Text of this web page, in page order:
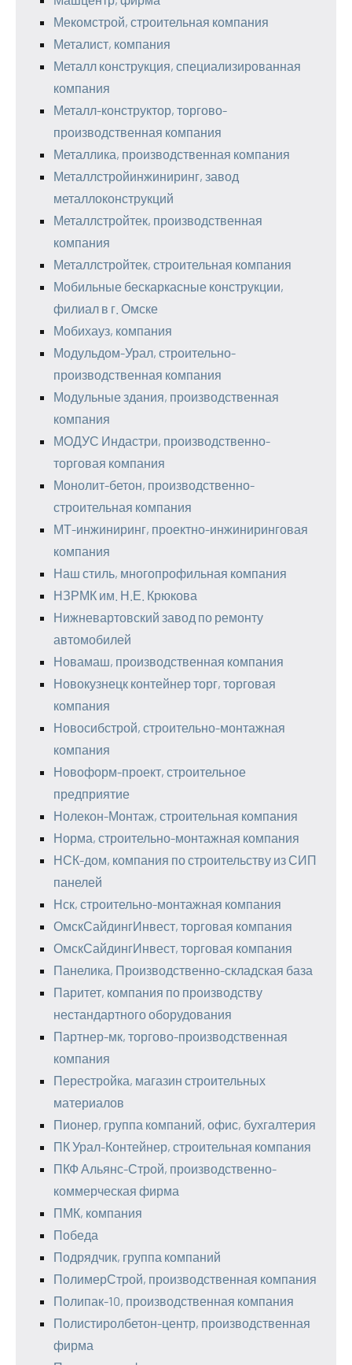
Мекомстрой, строительная компания
Металист, компания
Металл конструкция, специализированная
компания
Металл-конструктор, торгово-
производственная компания
Металлика, производственная компания
Металлстройинжиниринг, завод
металлоконструкций
Металлстройтек, производственная
компания
Металлстройтек, строительная компания
Мобильные бескаркасные конструкции,
филиал в г. Омске
Мобихауз, компания
Модульдом-Урал, строительно-
производственная компания
Модульные здания, производственная
компания
МОДУС Индастри, производственно-
торговая компания
Монолит-бетон, производственно-
строительная компания
МТ-инжиниринг, проектно-инжиниринговая
компания
Наш стиль, многопрофильная компания
НЗРМК им. Н.Е. Крюкова
Нижневартовский завод по ремонту
автомобилей
Новамаш, производственная компания
Новокузнецк контейнер торг, торговая
компания
Новосибстрой, строительно-монтажная
компания
Новоформ-проект, строительное
предприятие
Нолекон-Монтаж, строительная компания
Норма, строительно-монтажная компания
НСК-дом, компания по строительству из СИП
панелей
Нск, строительно-монтажная компания
ОмскСайдингИнвест, торговая компания
ОмскСайдингИнвест, торговая компания
Панелика, Производственно-складская база
Паритет, компания по производству
нестандартного оборудования
Партнер-мк, торгово-производственная
компания
Перестройка, магазин строительных
материалов
Пионер, группа компаний, офис, бухгалтерия
ПК Урал-Контейнер, строительная компания
ПКФ Альянс-Строй, производственно-
коммерческая фирма
ПМК, компания
Победа
Подрядчик, группа компаний
ПолимерСтрой, производственная компания
Полипак-10, производственная компания
Полистиролбетон-центр, производственная
фирма